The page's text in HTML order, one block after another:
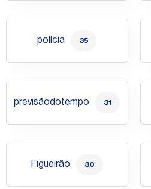
polícia 35
previsãodotempo 31
Figueirão 30